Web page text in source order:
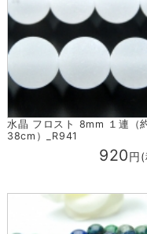
水晶 フロスト 8mm １連（
38cm）_R941
920円(